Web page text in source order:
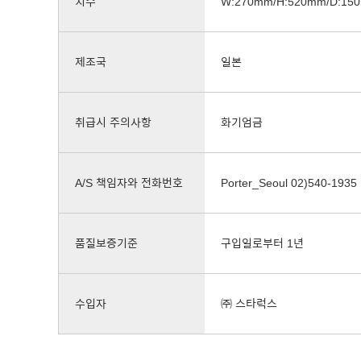
제조국 일본
취급시 주의사항 화기엄금
A/S 책임자와 전화번호 Porter_Seoul 02)540-1935
품질보증기준 구입일로부터 1년
수입자 ㈜ 스타럭스